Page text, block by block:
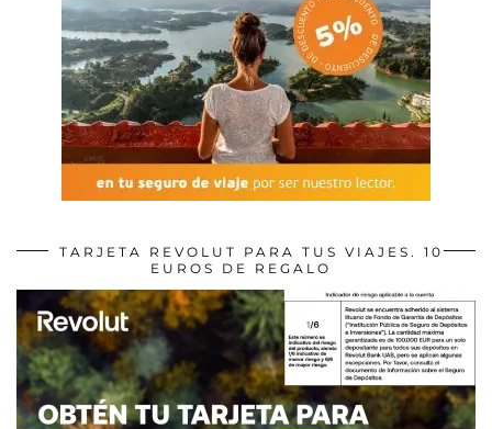
TARJETA REVOLUT PARA TUS VIAJES. 10
EUROS DE REGALO